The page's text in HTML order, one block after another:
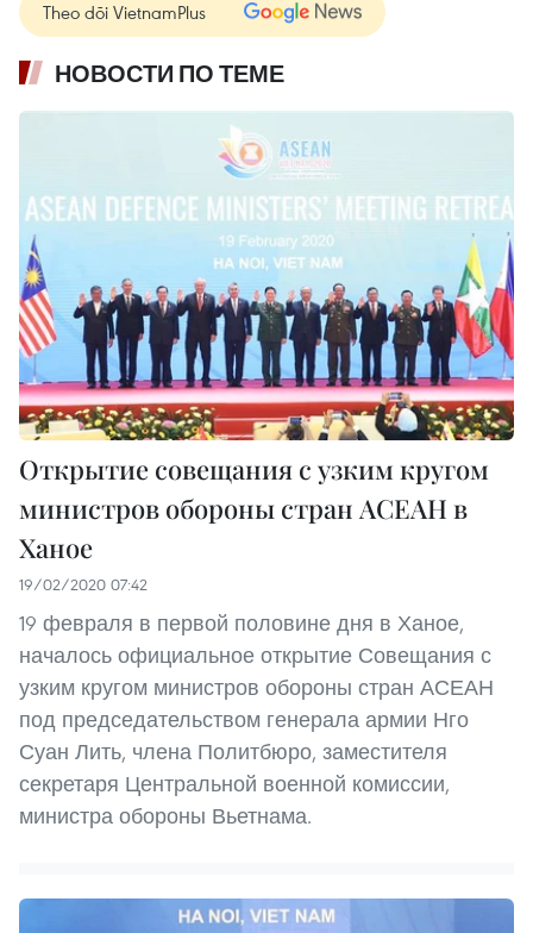
Theo dõi VietnamPlus
НОВОСТИ ПО ТЕМЕ
Открытие совещания с узким кругом
министров обороны стран АСЕАН в
Ханое
19/02/2020 07:42
19 февраля в первой половине дня в Ханое,
началось официальное открытие Совещания с
узким кругом министров обороны стран АСЕАН
под председательством генерала армии Нго
Суан Лить, члена Политбюро, заместителя
секретаря Центральной военной комиссии,
министра обороны Вьетнама.